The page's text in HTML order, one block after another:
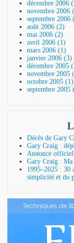
décembre 2006
novembre 2006
septembre 2006
août 2006 (2)
mai 2006 (2)
avril 2006 (1)
mars 2006 (1)
janvier 2006 (3)
décembre 2005
novembre 2005
octobre 2005 (1)
septembre 2005
Décès de Gary
Gary Craig :
Annonce
Gary Craig :
1995–2025 : 30
simplicité et du